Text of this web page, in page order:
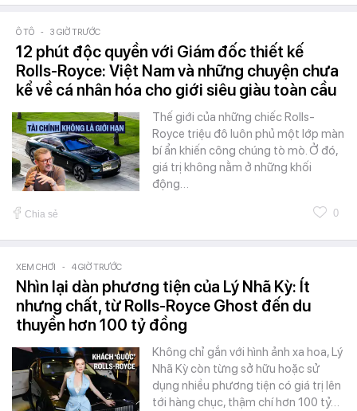
Ô TÔ - 3 GIỜ TRƯỚC
12 phút độc quyền với Giám đốc thiết kế
Rolls-Royce: Việt Nam và những chuyện chưa
kể về cá nhân hóa cho giới siêu giàu toàn cầu
Thế giới của những chiếc Rolls-
Royce triệu đô luôn phủ một lớp màn
bí ẩn khiến công chúng tò mò. Ở đó,
giá trị không nằm ở những khối
động…
Chia sẻ 0
XEM CHƠI - 4 GIỜ TRƯỚC
Nhìn lại dàn phương tiện của Lý Nhã Kỳ: Ít
nhưng chất, từ Rolls-Royce Ghost đến du
thuyền hơn 100 tỷ đồng
Không chỉ gắn với hình ảnh xa hoa, Lý
Nhã Kỳ còn từng sở hữu hoặc sử
dụng nhiều phương tiện có giá trị lên
tới hàng chục, thậm chí hơn 100 tỷ…